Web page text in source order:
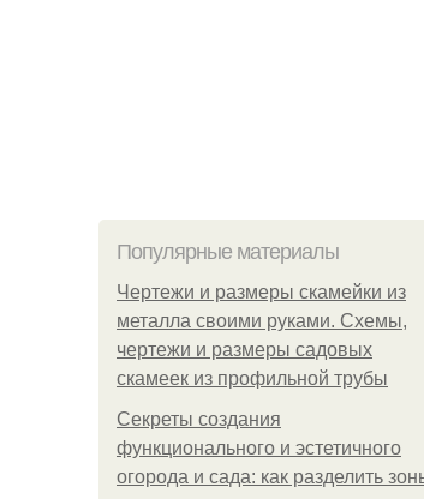
Популярные материалы
Чертежи и размеры скамейки из
металла своими руками. Схемы,
чертежи и размеры садовых
скамеек из профильной трубы
Секреты создания
функционального и эстетичного
огорода и сада: как разделить